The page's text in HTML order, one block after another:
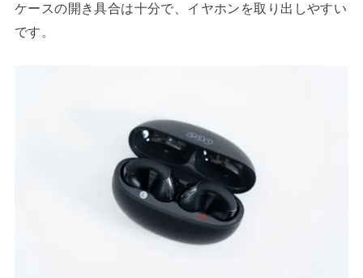
ケースの開き具合は十分で、イヤホンを取り出しやすい
です。